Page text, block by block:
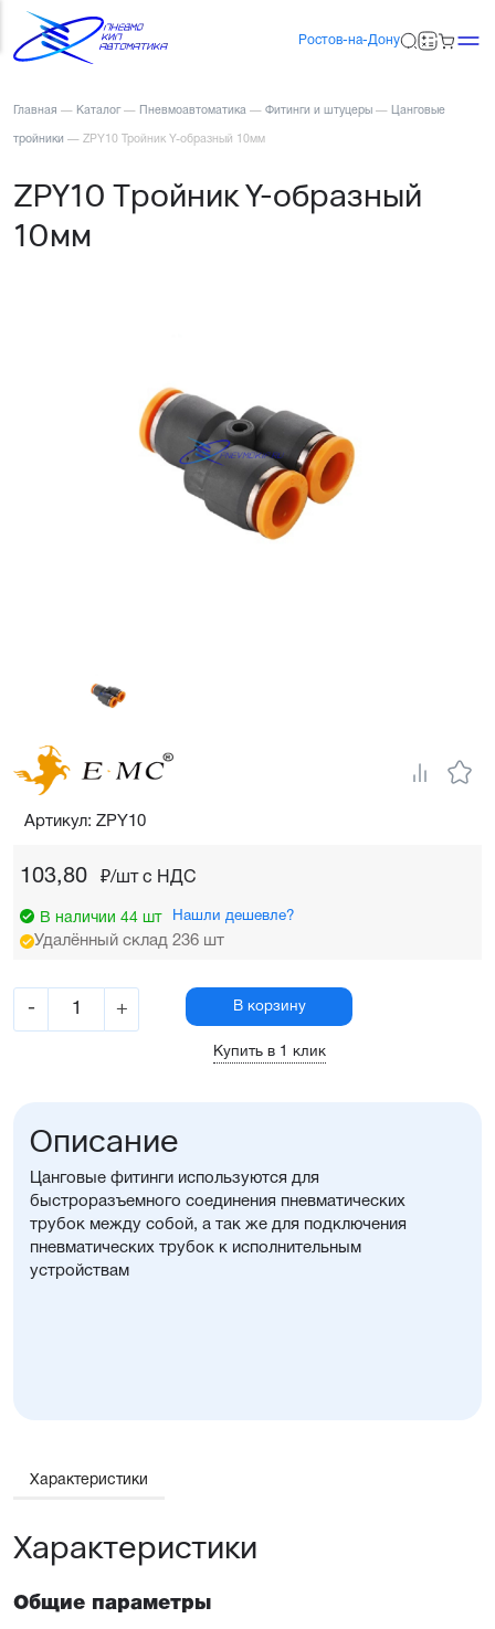
Ростов-на-Дону
Главная — Каталог — Пневмоавтоматика — Фитинги и штуцеры — Цанговые
тройники — ZPY10 Тройник Y-образный 10мм
ZPY10 Тройник Y-образный
10мм
103,80 ₽/шт c НДС
В наличии 44 шт Нашли дешевле?
Удалённый склад 236 шт
- + В корзину
Купить в 1 клик
Артикул: ZPY10
Описание
Цанговые фитинги используются для
быстроразъемного соединения пневматических
трубок между собой, а так же для подключения
пневматических трубок к исполнительным
устройствам
Характеристики
Характеристики
Общие параметры